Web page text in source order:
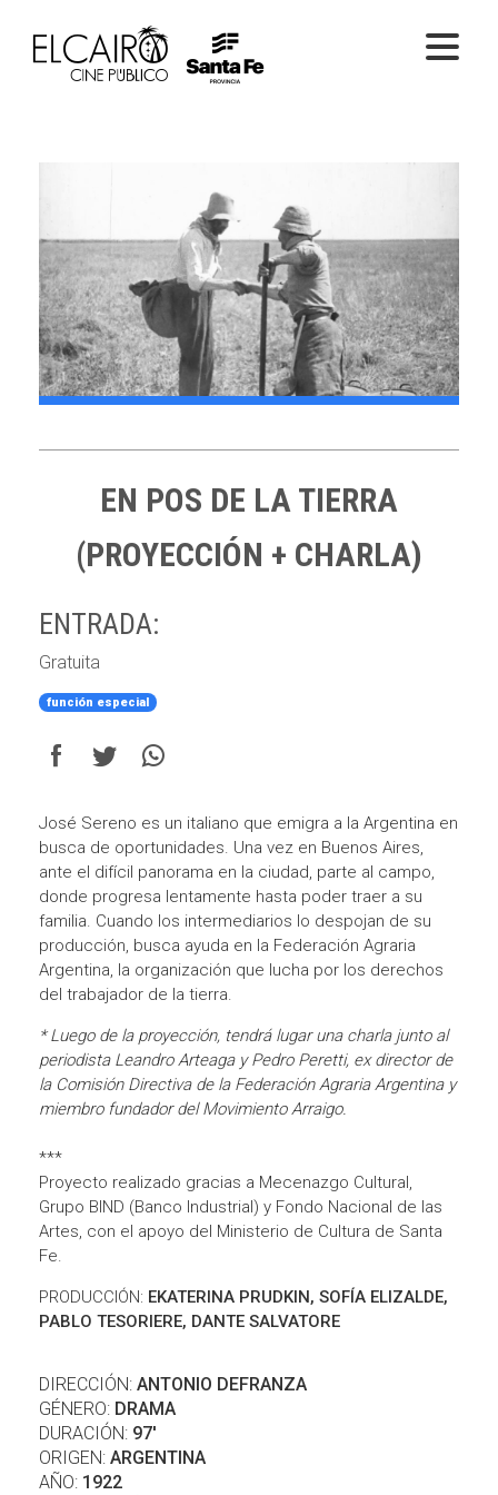
EL CINE
EN POS DE LA TIERRA
(PROYECCIÓN + CHARLA)
ENTRADA:
Gratuita
función especial
José Sereno es un italiano que emigra a la Argentina en
busca de oportunidades. Una vez en Buenos Aires,
ante el difícil panorama en la ciudad, parte al campo,
donde progresa lentamente hasta poder traer a su
familia. Cuando los intermediarios lo despojan de su
producción, busca ayuda en la Federación Agraria
Argentina, la organización que lucha por los derechos
del trabajador de la tierra.
* Luego de la proyección, tendrá lugar una charla junto al
periodista Leandro Arteaga y Pedro Peretti, ex director de
la Comisión Directiva de la Federación Agraria Argentina y
miembro fundador del Movimiento Arraigo.
***
Proyecto realizado gracias a Mecenazgo Cultural,
Grupo BIND (Banco Industrial) y Fondo Nacional de las
Artes, con el apoyo del Ministerio de Cultura de Santa
Fe.
PRODUCCIÓN: EKATERINA PRUDKIN, SOFÍA ELIZALDE,
PABLO TESORIERE, DANTE SALVATORE
DIRECCIÓN: ANTONIO DEFRANZA
GÉNERO: DRAMA
DURACIÓN: 97'
ORIGEN: ARGENTINA
AÑO: 1922